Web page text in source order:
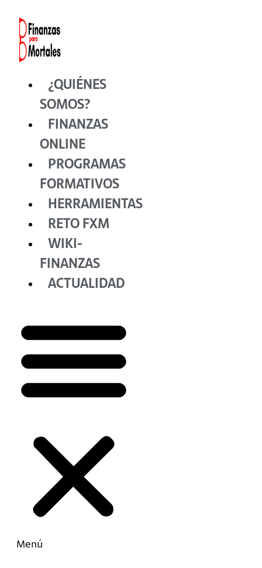
contenido
¿QUIÉNES
SOMOS?
FINANZAS
ONLINE
PROGRAMAS
FORMATIVOS
HERRAMIENTAS
RETO FXM
WIKI-
FINANZAS
ACTUALIDAD
Menú